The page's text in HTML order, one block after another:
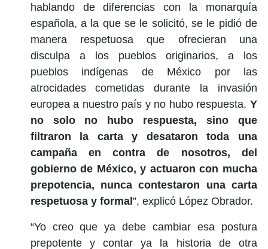
hablando de diferencias con la monarquía
española, a la que se le solicitó, se le pidió de
manera respetuosa que ofrecieran una
disculpa a los pueblos originarios, a los
pueblos indígenas de México por las
atrocidades cometidas durante la invasión
europea a nuestro país y no hubo respuesta. Y
no solo no hubo respuesta, sino que
filtraron la carta y desataron toda una
campaña en contra de nosotros, del
gobierno de México, y actuaron con mucha
prepotencia, nunca contestaron una carta
respetuosa y formal”, explicó López Obrador.
“Yo creo que ya debe cambiar esa postura
prepotente y contar ya la historia de otra